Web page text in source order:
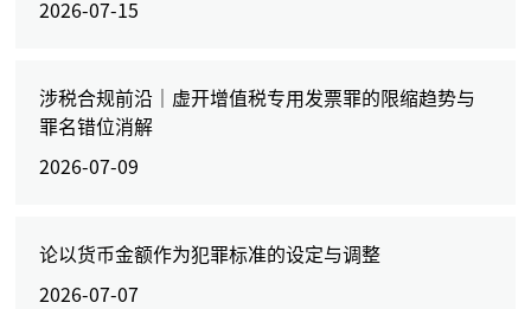
2026-07-15
涉税合规前沿｜虚开增值税专用发票罪的限缩趋势与
罪名错位消解
2026-07-09
论以货币金额作为犯罪标准的设定与调整
2026-07-07